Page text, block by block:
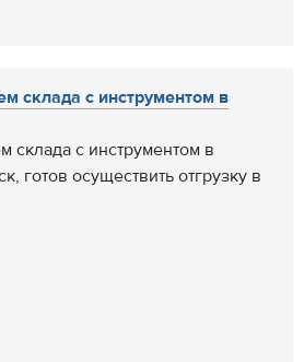
склада с инструментом в
склада с инструментом в
готов осуществить отгрузку в